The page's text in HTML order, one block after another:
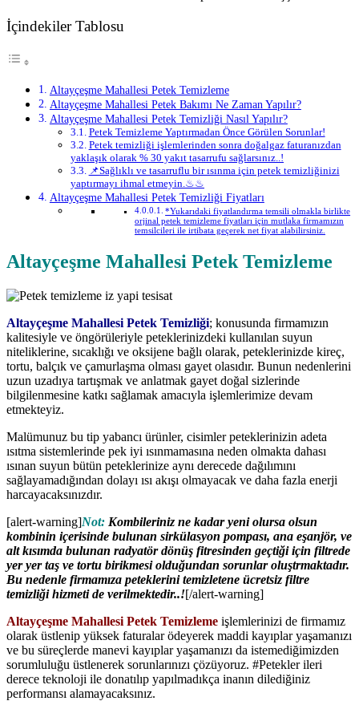
İçindekiler Tablosu
Altayçeşme Mahallesi Petek Temizleme
Altayçeşme Mahallesi Petek Bakımı Ne Zaman Yapılır?
Altayçeşme Mahallesi Petek Temizliği Nasıl Yapılır?
Petek Temizleme Yaptırmadan Önce Görülen Sorunlar!
Petek temizliği işlemlerinden sonra doğalgaz faturanızdan
yaklaşık olarak % 30 yakıt tasarrufu sağlarsınız..!
📌Sağlıklı ve tasarruflu bir ısınma için petek temizliğinizi
yaptırmayı ihmal etmeyin.♨♨
Altayçeşme Mahallesi Petek Temizliği Fiyatları
*Yukarıdaki fiyatlandırma temsili olmakla birlikte
orjinal petek temizleme fiyatları için mutlaka firmamızın
temsilcileri ile irtibata geçerek net fiyat alabilirsiniz.
Altayçeşme Mahallesi Petek Temizleme
Altayçeşme Mahallesi Petek Temizliği; konusunda firmamızın
kalitesiyle ve öngörüleriyle peteklerinizdeki kullanılan suyun
niteliklerine, sıcaklığı ve oksijene bağlı olarak, peteklerinizde kireç,
tortu, balçık ve çamurlaşma olması gayet olasıdır. Bunun nedenlerini
uzun uzadıya tartışmak ve anlatmak gayet doğal sizlerinde
bilgilenmesine katkı sağlamak amacıyla işlemlerimize devam
etmekteyiz.
Malümunuz bu tip yabancı ürünler, cisimler peteklerinizin adeta
ısıtma sistemlerinde pek iyi ısınmamasına neden olmakta dahası
ısınan suyun bütün peteklerinize aynı derecede dağılımını
sağlayamadığından dolayı ısı akışı olmayacak ve daha fazla enerji
harcayacaksınızdır.
[alert-warning]Not: Kombileriniz ne kadar yeni olursa olsun
kombinin içerisinde bulunan sirkülasyon pompası, ana eşanjör, ve
alt kısımda bulunan radyatör dönüş fitresinden geçtiği için filtrede
yer yer taş ve tortu birikmesi olduğundan sorunlar oluştrmaktadır.
Bu nedenle firmamıza peteklerini temizletene ücretsiz filtre
temizliği hizmeti de verilmektedir..![/alert-warning]
Altayçeşme Mahallesi Petek Temizleme işlemlerinizi de firmamız
olarak üstlenip yüksek faturalar ödeyerek maddi kayıplar yaşamanızı
ve bu süreçlerde manevi kayıplar yaşamanızı da istemediğimizden
sorumluluğu üstlenerek sorunlarınızı çözüyoruz. #Petekler ileri
derece teknoloji ile donatılıp yapılmadıkça inanın dilediğiniz
performansı alamayacaksınız.